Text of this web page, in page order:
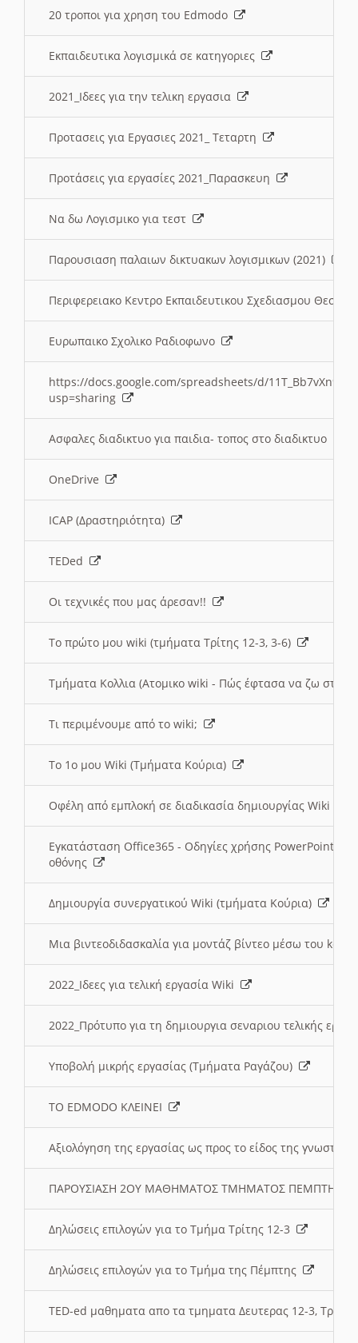
20 τροποι για χρηση του Edmodo
Εκπαιδευτικα λογισμικά σε κατηγοριες
2021_Ιδεες για την τελικη εργασια
Προτασεις για Εργασιες 2021_ Τεταρτη
Προτάσεις για εργασίες 2021_Παρασκευη
Να δω Λογισμικο για τεστ
Παρουσιαση παλαιων δικτυακων λογισμικων (2021)
Περιφερειακο Κεντρο Εκπαιδευτικου Σχεδιασμου
Ευρωπαικο Σχολικο Ραδιοφωνο
https://docs.google.com/spreadsheets/d/
usp=sharing
Ασφαλες διαδικτυο για παιδια- τοπος στο διαδικτυο
OneDrive
ICAP (Δραστηριότητα)
TEDed
Οι τεχνικές που μας άρεσαν!!
Το πρώτο μου wiki (τμήματα Τρίτης 12-3, 3-6)
Τμήματα Κολλια (Ατομικο wiki - Πώς έφτασα να ζω στην
Τι περιμένουμε από το wiki;
Το 1ο μου Wiki (Τμήματα Κούρια)
Οφέλη από εμπλοκή σε διαδικασία δημιουργίας Wiki
Εγκατάσταση Office365 - Οδηγίες χρήσης PowerPoint
οθόνης
Δημιουργία συνεργατικού Wiki (τμήματα Κούρια)
Μια βιντεοδιδασκαλία για μοντάζ βίντεο μέσω του
2022_Ιδεες για τελική εργασία Wiki
2022_Πρότυπο για τη δημιουργια σεναριου τελικής
Υποβολή μικρής εργασίας (Τμήματα Ραγάζου)
ΤΟ EDMODO ΚΛΕΙΝΕΙ
Αξιολόγηση της εργασίας ως προς το είδος της
ΠΑΡΟΥΣΙΑΣΗ 2ΟΥ ΜΑΘΗΜΑΤΟΣ ΤΜΗΜΑΤΟΣ
Δηλώσεις επιλογών για το Τμήμα Τρίτης 12-3
Δηλώσεις επιλογών για το Τμήμα της Πέμπτης
TED-ed μαθηματα απο τα τμηματα Δευτερας 12-3,